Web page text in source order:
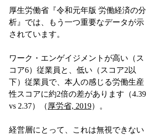
厚生労働省『令和元年版 労働経済の分
析』では、もう一つ重要なデータが示
されています。
ワーク・エンゲイジメントが高い（ス
コア6）従業員と、低い（スコア2以
下）従業員で、本人の感じる労働生産
性スコアに約2倍の差があります（4.39
vs 2.37）（ 厚労省, 2019）。
経営層にとって、これは無視できない